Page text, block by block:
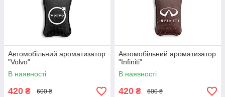
Автомобільний ароматизатор
"Volvo"
В наявності
420 ₴ 600 ₴
Автомобільний ароматизатор
"Infiniti"
В наявності
420 ₴ 600 ₴